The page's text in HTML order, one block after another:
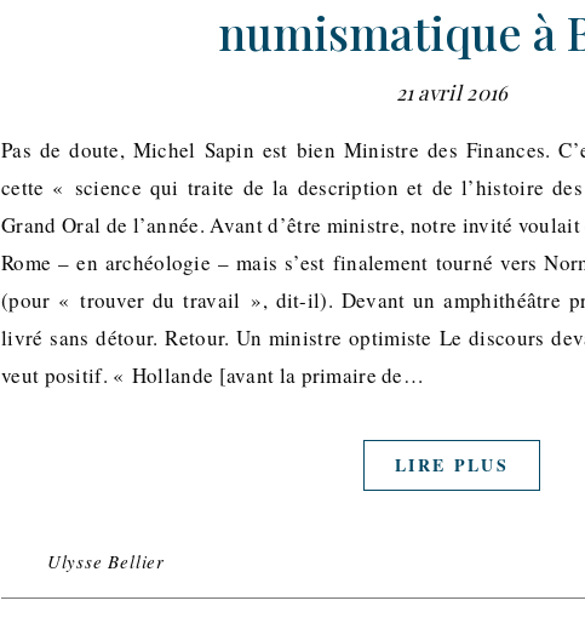
numismatique à
21 avril 2016
Pas de doute, Michel Sapin est bien Ministre des Finances.
cette « science qui traite de la description et de l’histoire
Grand Oral de l’année. Avant d’être ministre, notre invité
Rome – en archéologie – mais s’est finalement tourné vers
(pour « trouver du travail », dit-il). Devant un amphithéâtre
livré sans détour. Retour. Un ministre optimiste Le discours
veut positif. « Hollande [avant la primaire de…
LIRE PLUS
Ulysse Bellier